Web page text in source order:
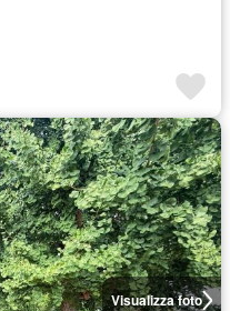
Visualizza foto